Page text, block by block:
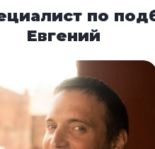
по
Евгений